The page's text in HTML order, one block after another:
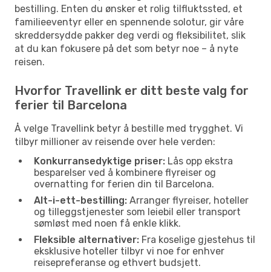
bestilling. Enten du ønsker et rolig tilfluktssted, et
familieeventyr eller en spennende solotur, gir våre
skreddersydde pakker deg verdi og fleksibilitet, slik
at du kan fokusere på det som betyr noe – å nyte
reisen.
Hvorfor Travellink er ditt beste valg for
ferier til Barcelona
Å velge Travellink betyr å bestille med trygghet. Vi
tilbyr millioner av reisende over hele verden:
Konkurransedyktige priser: Lås opp ekstra
besparelser ved å kombinere flyreiser og
overnatting for ferien din til Barcelona.
Alt-i-ett-bestilling: Arranger flyreiser, hoteller
og tilleggstjenester som leiebil eller transport
sømløst med noen få enkle klikk.
Fleksible alternativer: Fra koselige gjestehus til
eksklusive hoteller tilbyr vi noe for enhver
reisepreferanse og ethvert budsjett.